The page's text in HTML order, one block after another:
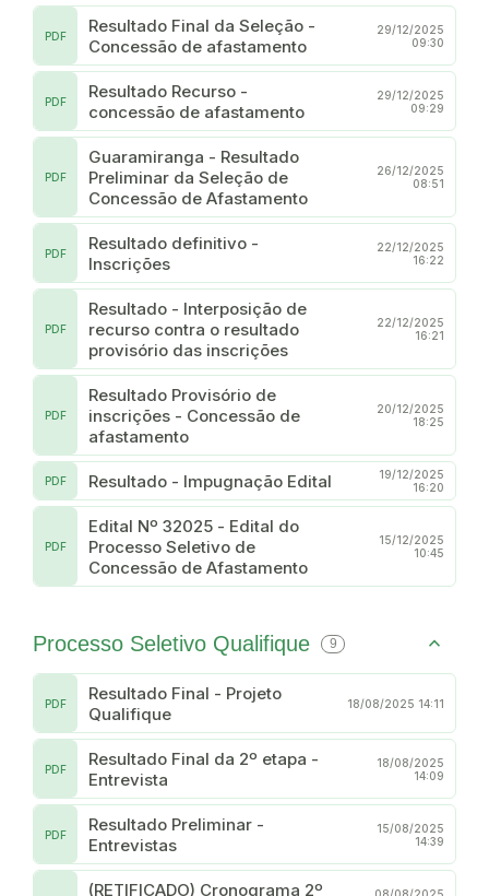
Resultado Final da Seleção -
Concessão de afastamento
PDF
29/12/2025
09:30
Resultado Recurso -
concessão de afastamento
PDF
29/12/2025
09:29
Guaramiranga - Resultado
Preliminar da Seleção de
Concessão de Afastamento
PDF
26/12/2025
08:51
Resultado definitivo -
Inscrições
PDF
22/12/2025
16:22
Resultado - Interposição de
recurso contra o resultado
provisório das inscrições
PDF
22/12/2025
16:21
Resultado Provisório de
inscrições - Concessão de
afastamento
PDF
20/12/2025
18:25
Resultado - Impugnação Edital
PDF
19/12/2025
16:20
Edital Nº 32025 - Edital do
Processo Seletivo de
Concessão de Afastamento
PDF
15/12/2025
10:45
Processo Seletivo Qualifique 9
Resultado Final - Projeto
Qualifique
PDF 18/08/2025 14:11
Resultado Final da 2º etapa -
Entrevista
PDF
18/08/2025
14:09
Resultado Preliminar -
Entrevistas
PDF
15/08/2025
14:39
(RETIFICADO) Cronograma 2º 08/08/2025